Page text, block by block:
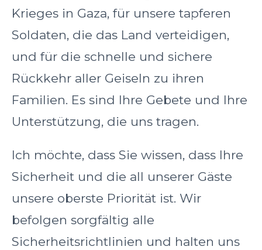
Krieges in Gaza, für unsere tapferen
Soldaten, die das Land verteidigen,
und für die schnelle und sichere
Rückkehr aller Geiseln zu ihren
Familien. Es sind Ihre Gebete und Ihre
Unterstützung, die uns tragen.
Ich möchte, dass Sie wissen, dass Ihre
Sicherheit und die all unserer Gäste
unsere oberste Priorität ist. Wir
befolgen sorgfältig alle
Sicherheitsrichtlinien und halten uns